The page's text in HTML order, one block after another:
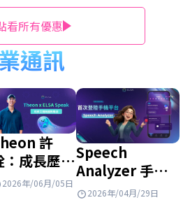
50%！
看所有優惠
通訊
許
：成長歷程
ELSA
2026年/06月/05日
Speech
Analyzer 手機
版正式上線！快
2026年/04月/29日